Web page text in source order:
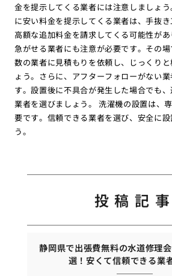
金を提示してくる業者には注意しましょ
に安い料金を提示してくる業者は、手抜
高額な追加料金を請求してくる可能性が
急がせる業者にも注意が必要です。その
数の業者に見積もりを依頼し、じっくり
ょう。さらに、アフターフォローがない
す。設置後に不具合が発生した場合でも
業者を選びましょう。 洗濯機の設置は、
要です。信頼できる業者を選び、安全に
う。
投稿記事
静岡県で出張費無料の水道修理
選！安くて信頼できる業